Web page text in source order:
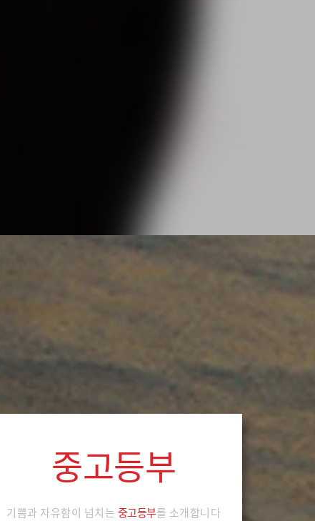
중고등부
기쁨과 자유함이 넘치는 중고등부를 소개합니다